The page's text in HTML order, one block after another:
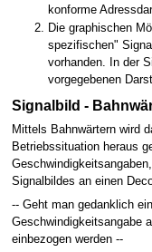
konforme
Die graphischen
spezifischen"
vorhanden. In der
vorgegebenen
Signalbild -
Mittels Bahnwärtern wird
Betriebssituation heraus
Signalbildes an einen
-- Geht man gedanklich
Geschwindigkeitsangabe
einbezogen werden --